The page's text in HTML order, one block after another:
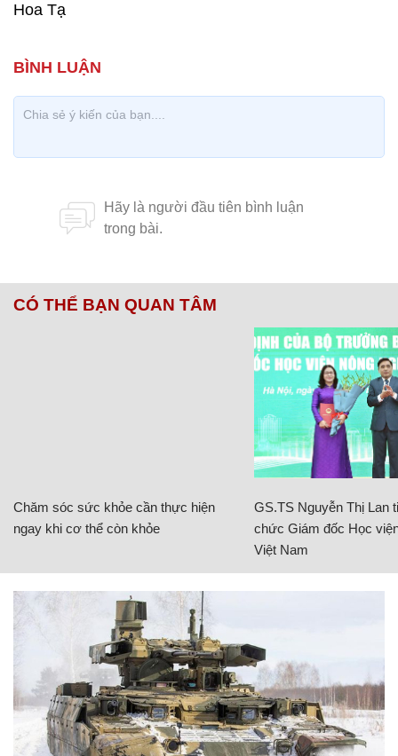
Hoa Tạ
CÓ THỂ BẠN QUAN TÂM
Chăm sóc sức khỏe cần thực hiện
ngay khi cơ thể còn khỏe
GS.TS Nguyễn Thị Lan
chức Giám đốc Học
Việt Nam